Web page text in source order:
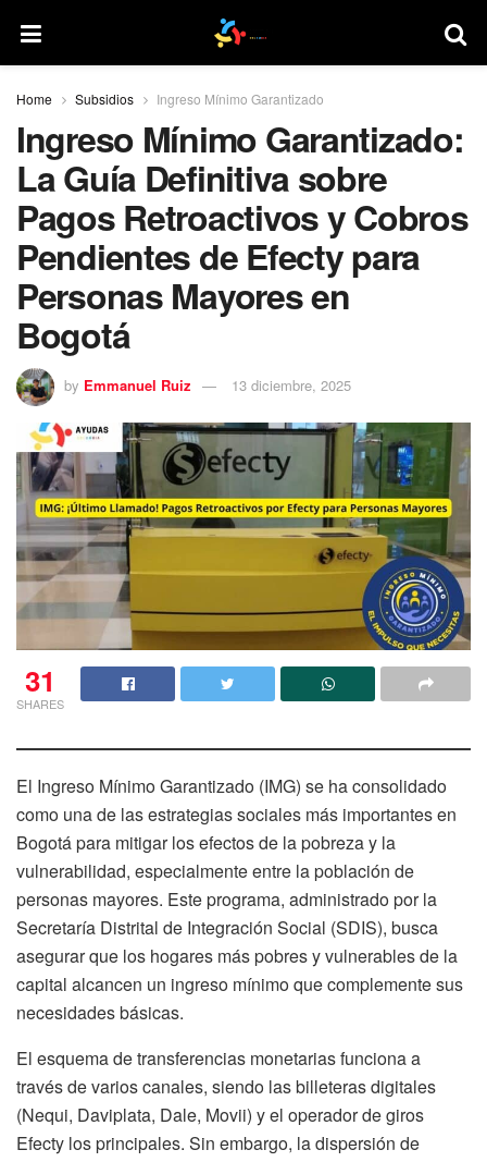
Home Subsidios Ingreso Mínimo Garantizado
Ingreso Mínimo Garantizado:
La Guía Definitiva sobre
Pagos Retroactivos y Cobros
Pendientes de Efecty para
Personas Mayores en
Bogotá
by Emmanuel Ruiz 13 diciembre, 2025
31
SHARES
El Ingreso Mínimo Garantizado (IMG) se ha consolidado
como una de las estrategias sociales más importantes en
Bogotá para mitigar los efectos de la pobreza y la
vulnerabilidad, especialmente entre la población de
personas mayores. Este programa, administrado por la
Secretaría Distrital de Integración Social (SDIS), busca
asegurar que los hogares más pobres y vulnerables de la
capital alcancen un ingreso mínimo que complemente sus
necesidades básicas.
El esquema de transferencias monetarias funciona a
través de varios canales, siendo las billeteras digitales
(Nequi, Daviplata, Dale, Movii) y el operador de giros
Efecty los principales. Sin embargo, la dispersión de